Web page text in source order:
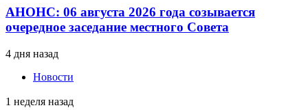
АНОНС: 06 августа 2026 года созывается
очередное заседание местного Совета
4 дня назад
Новости
1 неделя назад